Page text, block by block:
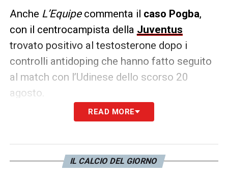
Anche L’Equipecommenta il caso Pogba,
con il centrocampista della Juventus
trovato positivo al testosterone dopo i
controlli antidoping che hanno fatto seguito
al match con l’Udinese dello scorso 20
agosto.
«Il punto più basso»la sentenza oggi del
poteva aspettarsi quanto successo.
READ MORE
IL CALCIO DEL GIORNO